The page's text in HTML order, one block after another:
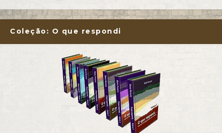
Coleção: O que respondi